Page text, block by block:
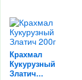
Крахмал
Кукурузный
Златич...